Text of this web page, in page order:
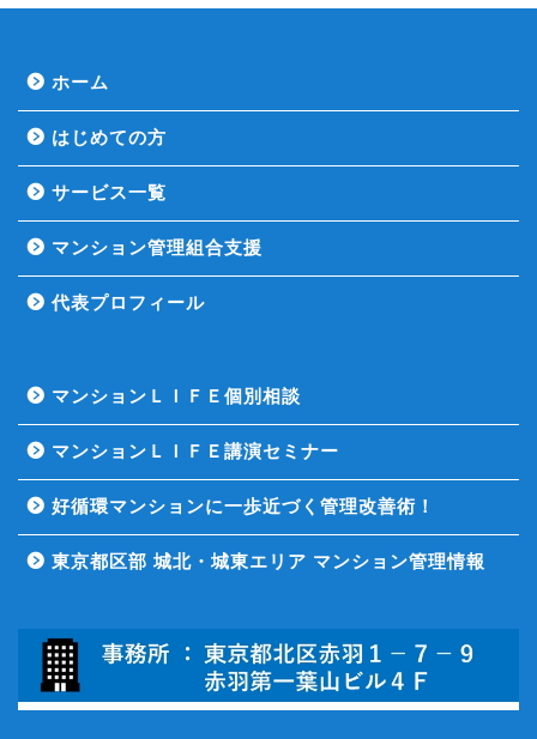
ホーム
はじめての方
サービス一覧
マンション管理組合支援
代表プロフィール
マンションＬＩＦＥ個別相談
マンションＬＩＦＥ講演セミナー
好循環マンションに一歩近づく管理改善術！
東京都区部 城北・城東エリア マンション管理情報